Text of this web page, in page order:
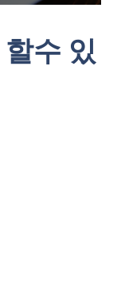
수 있